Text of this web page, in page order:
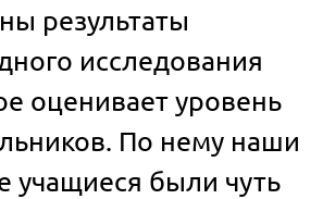
результаты
исследования
оценивает уровень
По нему наши
учащиеся были чуть